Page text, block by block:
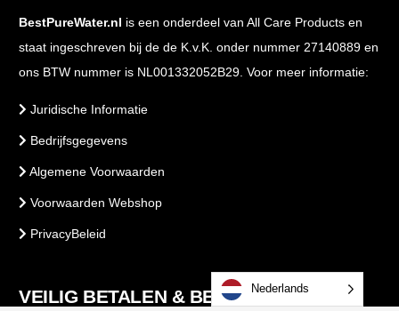
BestPureWater.nl is een onderdeel van All Care Products en
staat ingeschreven bij de de K.v.K. onder nummer 27140889 en
ons BTW nummer is NL001332052B29. Voor meer informatie:
Juridische Informatie
Bedrijfsgegevens
Algemene Voorwaarden
Voorwaarden Webshop
PrivacyBeleid
VEILIG BETALEN & BESTELLEN
Nederlands